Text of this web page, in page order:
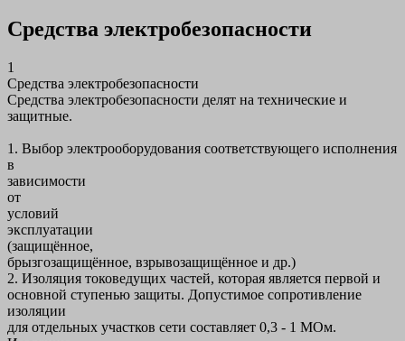
Средства электробезопасности
1
Средства электробезопасности
Средства электробезопасности делят на технические и
защитные.
1. Выбор электрооборудования соответствующего исполнения
в
зависимости
от
условий
эксплуатации
(защищённое,
брызгозащищённое, взрывозащищённое и др.)
2. Изоляция токоведущих частей, которая является первой и
основной ступенью защиты. Допустимое сопротивление
изоляции
для отдельных участков сети составляет 0,3 - 1 МОм.